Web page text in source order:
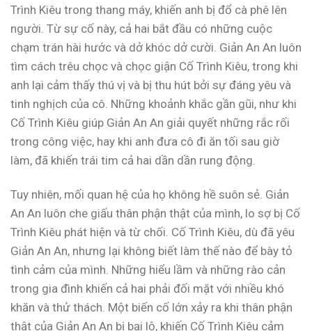
Trình Kiêu trong thang máy, khiến anh bị đổ cà phê lên
người. Từ sự cố này, cả hai bắt đầu có những cuộc
chạm trán hài hước và dở khóc dở cười. Giản An An luôn
tìm cách trêu chọc và chọc giận Cố Trình Kiêu, trong khi
anh lại cảm thấy thú vị và bị thu hút bởi sự đáng yêu và
tinh nghịch của cô. Những khoảnh khắc gần gũi, như khi
Cố Trình Kiêu giúp Giản An An giải quyết những rắc rối
trong công việc, hay khi anh đưa cô đi ăn tối sau giờ
làm, đã khiến trái tim cả hai dần dần rung động.
Tuy nhiên, mối quan hệ của họ không hề suôn sẻ. Giản
An An luôn che giấu thân phận thật của mình, lo sợ bị Cố
Trình Kiêu phát hiện và từ chối. Cố Trình Kiêu, dù đã yêu
Giản An An, nhưng lại không biết làm thế nào để bày tỏ
tình cảm của mình. Những hiểu lầm và những rào cản
trong gia đình khiến cả hai phải đối mặt với nhiều khó
khăn và thử thách. Một biến cố lớn xảy ra khi thân phận
thật của Giản An An bị bại lộ, khiến Cố Trình Kiêu cảm